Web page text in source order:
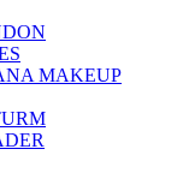
MAKEUP